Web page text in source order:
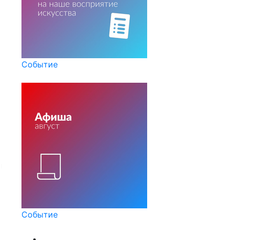
Событие
Событие